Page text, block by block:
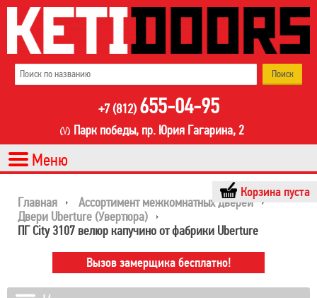
+7 (812) 655-04-95
Парк победы, пр. Юрия Гагарина, 2
Корзина пуста
Главная
Ассортимент межкомнатных дверей
Двери Uberture (Увертюра)
ПГ City 3107 велюр капучино от фабрики Uberture